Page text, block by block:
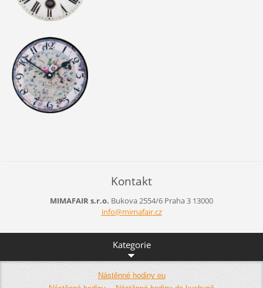
Kontakt
MIMAFAIR s.r.o. Bukova 2554/6 Praha 3 13000
info@mimafair.cz
Kategorie
Nástěnné hodiny eu